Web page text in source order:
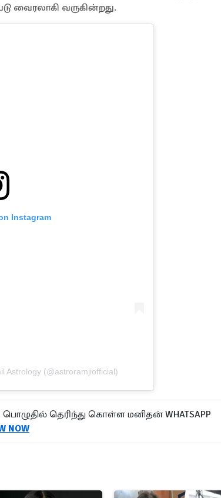
வருகின்றது.
Instagram
Astrology (@astroramjiofficial)
தெரிந்து கொள்ள மனிதன் WHATSAPP
NOW